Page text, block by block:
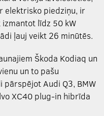
elektrisko piedziņu, ir
līdz 50 kW
ļauj veikt 26 minūtēs.
Škoda Kodiaq un
un to pašu
Audi Q3, BMW
XC40 plug-in hibrīda